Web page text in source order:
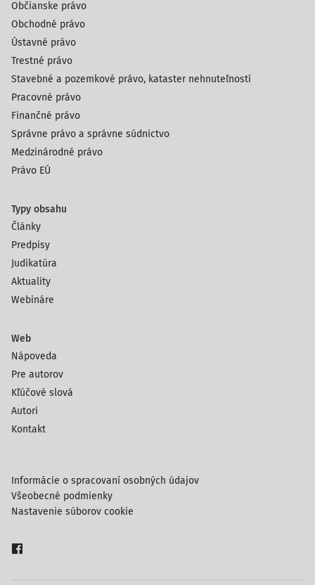
Občianske právo
Obchodné právo
Ústavné právo
Trestné právo
Stavebné a pozemkové právo, kataster nehnuteľností
Pracovné právo
Finančné právo
Správne právo a správne súdnictvo
Medzinárodné právo
Právo EÚ
Typy obsahu
Články
Predpisy
Judikatúra
Aktuality
Webináre
Web
Nápoveda
Pre autorov
Kľúčové slová
Autori
Kontakt
Informácie o spracovaní osobných údajov
Všeobecné podmienky
Nastavenie súborov cookie